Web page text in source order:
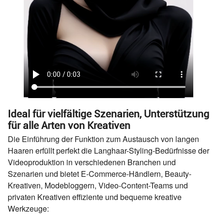
Ideal für vielfältige Szenarien, Unterstützung
für alle Arten von Kreativen
Die Einführung der Funktion zum Austausch von langen
Haaren erfüllt perfekt die Langhaar-Styling-Bedürfnisse der
Videoproduktion in verschiedenen Branchen und
Szenarien und bietet E-Commerce-Händlern, Beauty-
Kreativen, Modebloggern, Video-Content-Teams und
privaten Kreativen effiziente und bequeme kreative
Werkzeuge: